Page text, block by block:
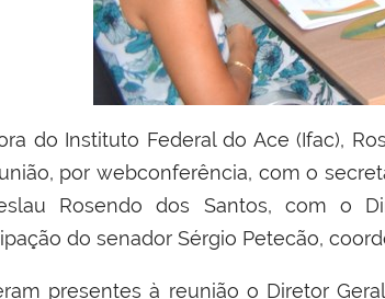
por webconferência, com o
Rosendo dos Santos, com o
do senador Sérgio Petecão,
presentes à reunião o Diretor